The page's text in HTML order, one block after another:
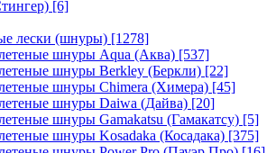
[6]
лески (шнуры) [1278]
шнуры Aqua (Аква) [537]
шнуры Berkley (Беркли) [22]
шнуры Chimera (Химера) [45]
шнуры Daiwa (Дайва) [20]
шнуры Gamakatsu (Гамакатсу) [5]
шнуры Kosadaka (Косадака) [375]